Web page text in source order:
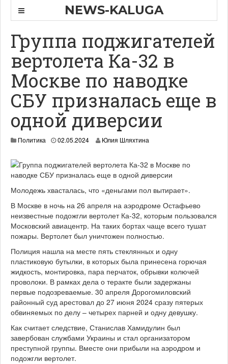
NEWS-KALUGA
Группа поджигателей
вертолета Ка-32 в
Москве по наводке
СБУ призналась еще в
одной диверсии
Политика 02.05.2024 Юлия Шляхтина
Молодежь хвасталась, что «деньгами пол вытирает».
В Москве в ночь на 26 апреля на аэродроме Остафьево
неизвестные подожгли вертолет Ка-32, которым пользовался
Московский авиацентр. На таких бортах чаще всего тушат
пожары. Вертолет был уничтожен полностью.
Полиция нашла на месте пять стеклянных и одну
пластиковую бутылки, в которых была принесена горючая
жидкость, монтировка, пара перчаток, обрывки колючей
проволоки. В рамках дела о теракте были задержаны
первые подозреваемые. 30 апреля Дорогомиловский
районный суд арестовал до 27 июня 2024 сразу пятерых
обвиняемых по делу – четырех парней и одну девушку.
Как считает следствие, Станислав Хамидулин был
завербован службами Украины и стал организатором
преступной группы. Вместе они прибыли на аэродром и
подожгли вертолет.